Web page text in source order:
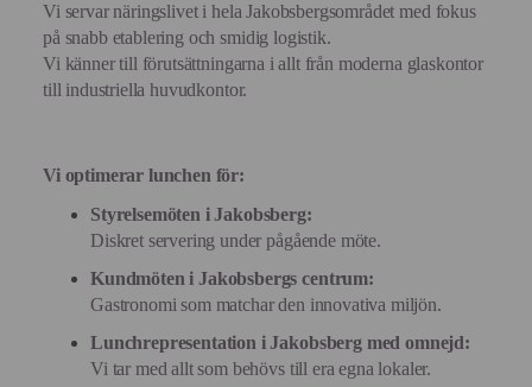
Vi servar näringslivet i hela Jakobsbergsområdet med fokus
på snabb etablering och smidig logistik.
Vi känner till förutsättningarna i allt från moderna glaskontor
till industriella huvudkontor.
Vi optimerar lunchen för:
Styrelsemöten i Jakobsberg:
Diskret servering under pågående möte.
Kundmöten i Jakobsbergs centrum:
Gastronomi som matchar den innovativa miljön.
Lunchrepresentation i Jakobsberg med omnejd:
Vi tar med allt som behövs till era egna lokaler.